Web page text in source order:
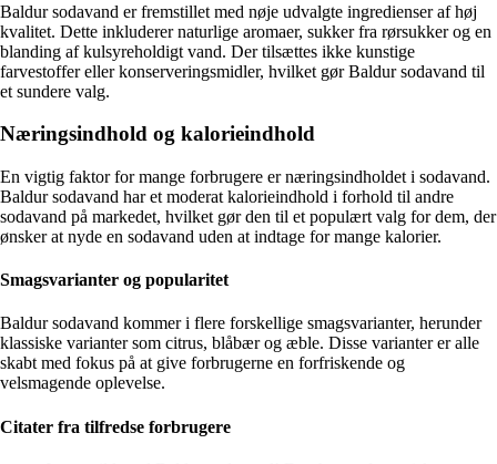
Baldur sodavand er fremstillet med nøje udvalgte ingredienser af høj
kvalitet. Dette inkluderer naturlige aromaer, sukker fra rørsukker og en
blanding af kulsyreholdigt vand. Der tilsættes ikke kunstige
farvestoffer eller konserveringsmidler, hvilket gør Baldur sodavand til
et sundere valg.
Næringsindhold og kalorieindhold
En vigtig faktor for mange forbrugere er næringsindholdet i sodavand.
Baldur sodavand har et moderat kalorieindhold i forhold til andre
sodavand på markedet, hvilket gør den til et populært valg for dem, der
ønsker at nyde en sodavand uden at indtage for mange kalorier.
Smagsvarianter og popularitet
Baldur sodavand kommer i flere forskellige smagsvarianter, herunder
klassiske varianter som citrus, blåbær og æble. Disse varianter er alle
skabt med fokus på at give forbrugerne en forfriskende og
velsmagende oplevelse.
Citater fra tilfredse forbrugere